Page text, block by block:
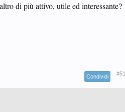
di più attivo, utile ed interessante?
Condividi #51